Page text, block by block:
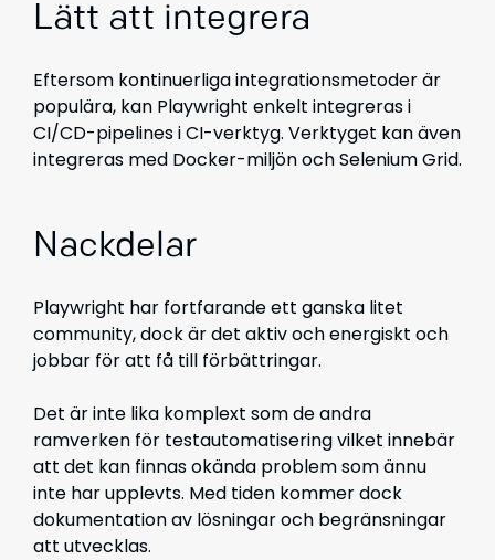
Lätt att integrera
Eftersom kontinuerliga integrationsmetoder är
populära, kan Playwright enkelt integreras i
CI/CD-pipelines i CI-verktyg. Verktyget kan även
integreras med Docker-miljön och Selenium Grid.
Nackdelar
Playwright har fortfarande ett ganska litet
community, dock är det aktiv och energiskt och
jobbar för att få till förbättringar.
Det är inte lika komplext som de andra
ramverken för testautomatisering vilket innebär
att det kan finnas okända problem som ännu
inte har upplevts. Med tiden kommer dock
dokumentation av lösningar och begränsningar
att utvecklas.